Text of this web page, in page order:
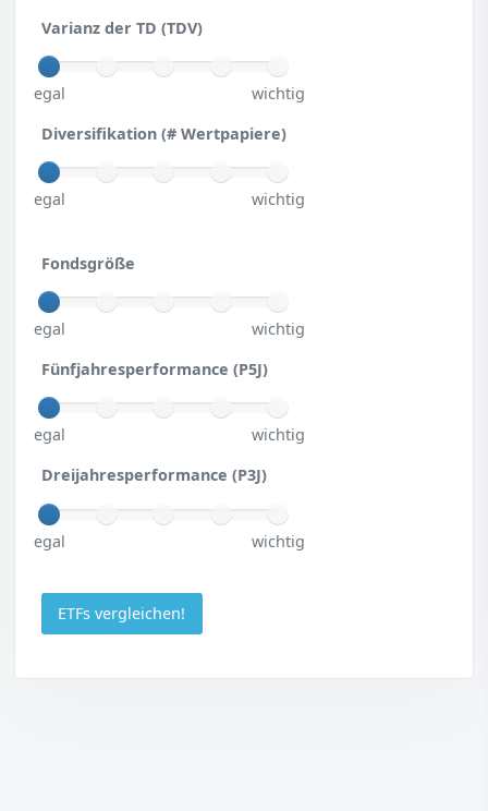
Varianz der TD (TDV)
egal
wichtig
Diversifikation (# Wertpapiere)
egal wichtig
Fondsgröße
egal
wichtig
Fünfjahresperformance (P5J)
egal
wichtig
Dreijahresperformance (P3J)
egal wichtig
ETFs vergleichen!